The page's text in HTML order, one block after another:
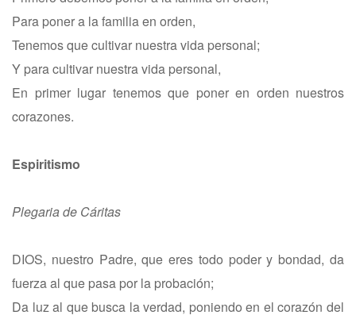
Para poner a la familia en orden,
Tenemos que cultivar nuestra vida personal;
Y para cultivar nuestra vida personal,
En primer lugar tenemos que poner en orden nuestros
corazones.
Espiritismo
Plegaria de Cáritas
DIOS, nuestro Padre, que eres todo poder y bondad, da
fuerza al que pasa por la probación;
Da luz al que busca la verdad, poniendo en el corazón del